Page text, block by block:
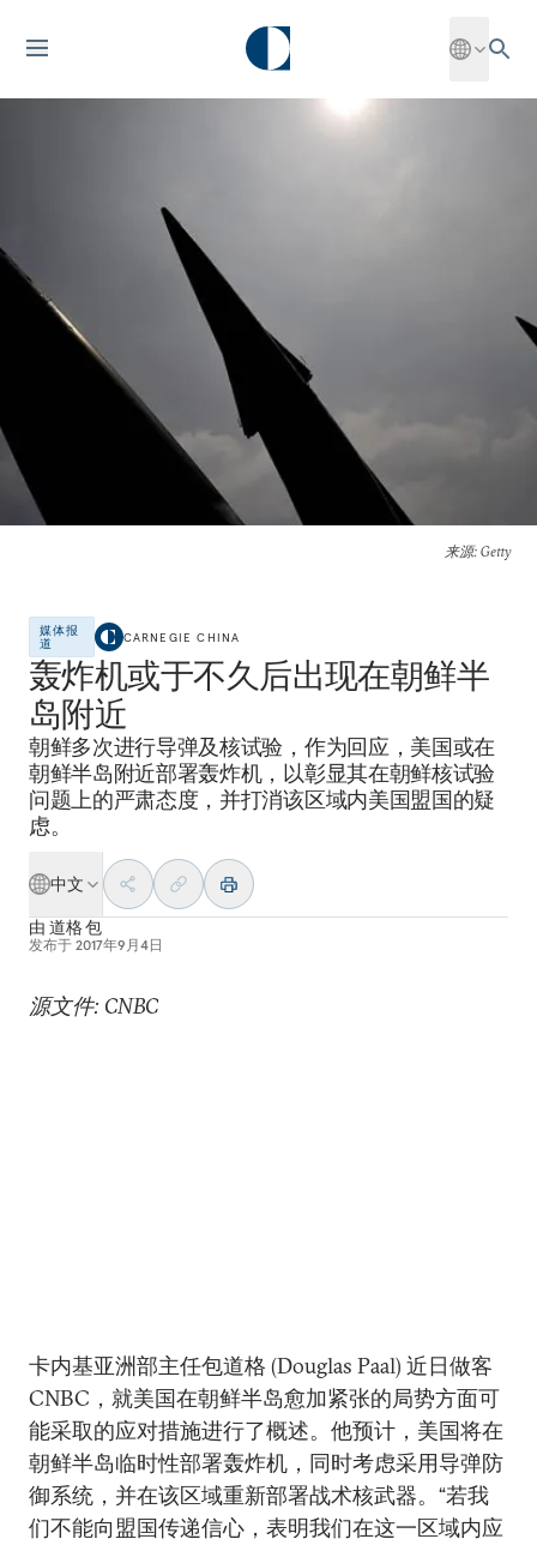
来源: Getty
媒体报
道
CARNEGIE CHINA
轰炸机或于不久后出现在朝鲜半
岛附近
朝鲜多次进行导弹及核试验，作为回应，美国或在
朝鲜半岛附近部署轰炸机，以彰显其在朝鲜核试验
问题上的严肃态度，并打消该区域内美国盟国的疑
虑。
中文
由 道格 包
发布于 2017年9月4日
源文件: CNBC
卡内基亚洲部主任包道格 (Douglas Paal) 近日做客
CNBC，就美国在朝鲜半岛愈加紧张的局势方面可
能采取的应对措施进行了概述。他预计，美国将在
朝鲜半岛临时性部署轰炸机，同时考虑采用导弹防
御系统，并在该区域重新部署战术核武器。“若我
们不能向盟国传递信心，表明我们在这一区域内应